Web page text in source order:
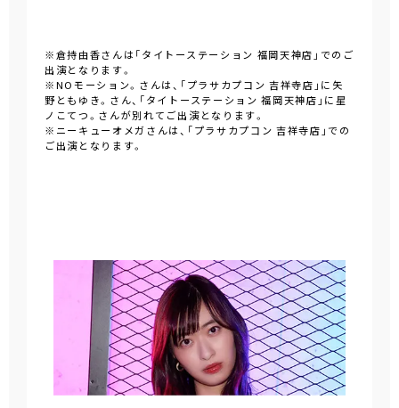
※倉持由香さんは「タイトーステーション 福岡天神店」でのご
出演となります。
※NOモーション。さんは、「プラサカプコン 吉祥寺店」に矢
野ともゆき。さん、「タイトーステーション 福岡天神店」に星
ノこてつ。さんが別れてご出演となります。
※ニーキューオメガさんは、「プラサカプコン 吉祥寺店」での
ご出演となります。